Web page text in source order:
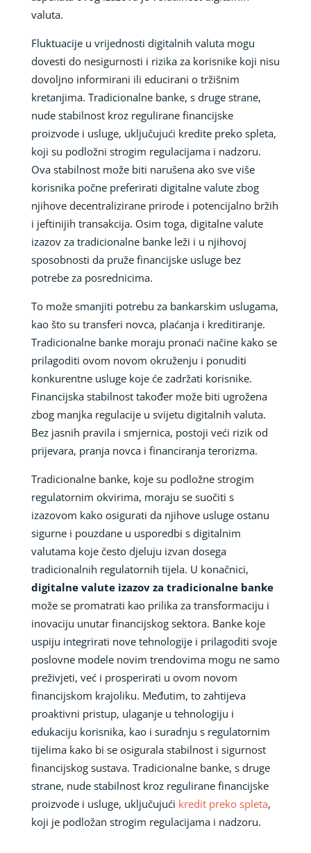
valuta.
Fluktuacije u vrijednosti digitalnih valuta mogu
dovesti do nesigurnosti i rizika za korisnike koji nisu
dovoljno informirani ili educirani o tržišnim
kretanjima. Tradicionalne banke, s druge strane,
nude stabilnost kroz regulirane financijske
proizvode i usluge, uključujući kredite preko spleta,
koji su podložni strogim regulacijama i nadzoru.
Ova stabilnost može biti narušena ako sve više
korisnika počne preferirati digitalne valute zbog
njihove decentralizirane prirode i potencijalno bržih
i jeftinijih transakcija. Osim toga, digitalne valute
izazov za tradicionalne banke leži i u njihovoj
sposobnosti da pruže financijske usluge bez
potrebe za posrednicima.
To može smanjiti potrebu za bankarskim uslugama,
kao što su transferi novca, plaćanja i kreditiranje.
Tradicionalne banke moraju pronaći načine kako se
prilagoditi ovom novom okruženju i ponuditi
konkurentne usluge koje će zadržati korisnike.
Financijska stabilnost također može biti ugrožena
zbog manjka regulacije u svijetu digitalnih valuta.
Bez jasnih pravila i smjernica, postoji veći rizik od
prijevara, pranja novca i financiranja terorizma.
Tradicionalne banke, koje su podložne strogim
regulatornim okvirima, moraju se suočiti s
izazovom kako osigurati da njihove usluge ostanu
sigurne i pouzdane u usporedbi s digitalnim
valutama koje često djeluju izvan dosega
tradicionalnih regulatornih tijela. U konačnici,
digitalne valute izazov za tradicionalne banke
može se promatrati kao prilika za transformaciju i
inovaciju unutar financijskog sektora. Banke koje
uspiju integrirati nove tehnologije i prilagoditi svoje
poslovne modele novim trendovima mogu ne samo
preživjeti, već i prosperirati u ovom novom
financijskom krajoliku. Međutim, to zahtijeva
proaktivni pristup, ulaganje u tehnologiju i
edukaciju korisnika, kao i suradnju s regulatornim
tijelima kako bi se osigurala stabilnost i sigurnost
financijskog sustava. Tradicionalne banke, s druge
strane, nude stabilnost kroz regulirane financijske
proizvode i usluge, uključujući kredit preko spleta,
koji je podložan strogim regulacijama i nadzoru.